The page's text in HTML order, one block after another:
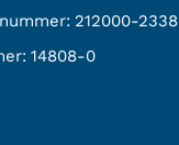
212000-2338
14808-0